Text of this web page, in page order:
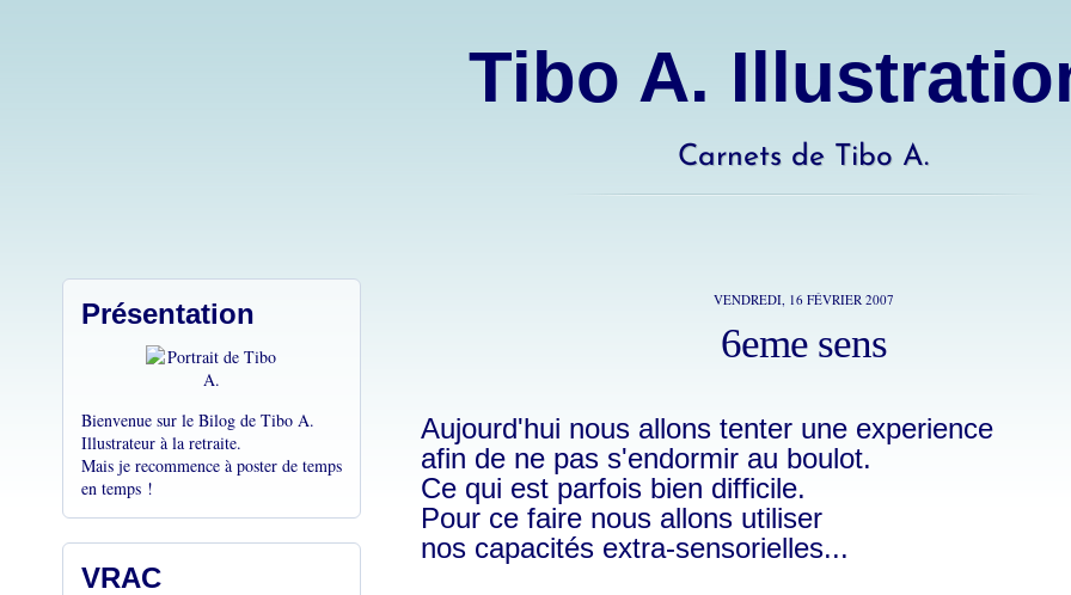
Tibo A.
Carnets de Tibo A.
Présentation
Bienvenue sur le Bilog de Tibo A.
Illustrateur à la retraite.
Mais je recommence à poster de temps
en temps !
VRAC
VENDREDI, 16 FÉVRIER 2007
6eme sens
Aujourd'hui nous allons tenter une experience
afin de ne pas s'endormir au boulot.
Ce qui est parfois bien difficile.
Pour ce faire nous allons utiliser
nos capacités extra-sensorielles...